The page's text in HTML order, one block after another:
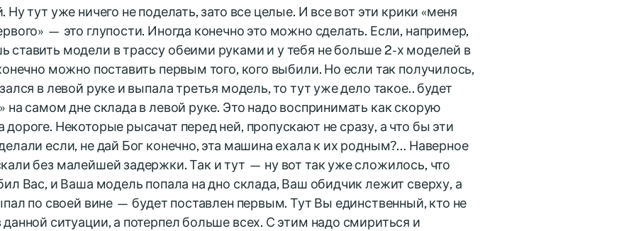
Ну тут уже ничего не поделать, зато все целые. И все вот эти крики «меня
— это глупости. Иногда конечно это можно сделать. Если, например,
ставить модели в трассу обеими руками и у тебя не больше 2-х моделей в
можно поставить первым того, кого выбили. Но если так получилось,
в левой руке и выпала третья модель, то тут уже дело такое.. будет
на самом дне склада в левой руке. Это надо воспринимать как скорую
Некоторые рысачат перед ней, пропускают не сразу, а что бы эти
если, не дай Бог конечно, эта машина ехала к их родным?… Наверное
без малейшей задержки. Так и тут — ну вот так уже сложилось, что
Вас, и Ваша модель попала на дно склада, Ваш обидчик лежит сверху, а
по своей вине — будет поставлен первым. Тут Вы единственный, кто не
ситуации, а потерпел больше всех. С этим надо смириться и